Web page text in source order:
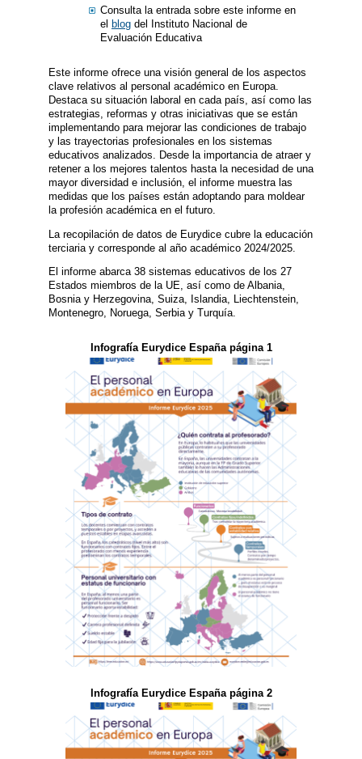
Consulta la entrada sobre este informe en
el blogdel Instituto Nacional de
Evaluación Educativa
Este informe ofrece una visión general de los aspectos
clave relativos al personal académico en Europa.
Destaca su situación laboral en cada país, así como las
estrategias, reformas y otras iniciativas que se están
implementando para mejorar las condiciones de trabajo
y las trayectorias profesionales en los sistemas
educativos analizados. Desde la importancia de atraer y
retener a los mejores talentos hasta la necesidad de una
mayor diversidad e inclusión, el informe muestra las
medidas que los países están adoptando para moldear
la profesión académica en el futuro.
La recopilación de datos de Eurydice cubre la educación
terciaria y corresponde al año académico 2024/2025.
El informe abarca 38 sistemas educativos de los 27
Estados miembros de la UE, así como de Albania,
Bosnia y Herzegovina, Suiza, Islandia, Liechtenstein,
Montenegro, Noruega, Serbia y Turquía.
Infografía Eurydice España página 1
Infografía Eurydice España página 2